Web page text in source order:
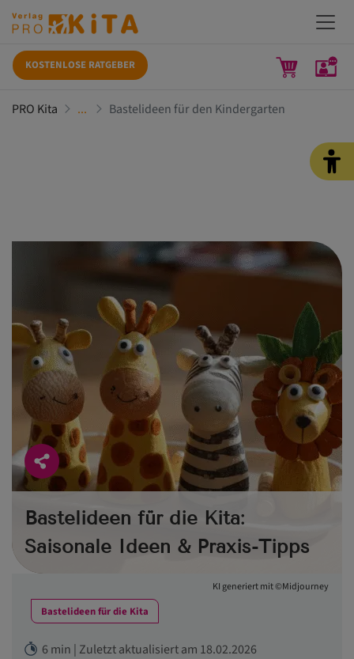
KOSTENLOSE RATGEBER
PRO Kita Bastelideen für den Kindergarten
Bastelideen für die Kita:
Saisonale Ideen & Praxis-Tipps
KI generiert mit ©Midjourney
Bastelideen für die Kita
6 min | Zuletzt aktualisiert am 18.02.2026